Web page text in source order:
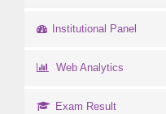
Institutional Panel
Web Analytics
Exam Result